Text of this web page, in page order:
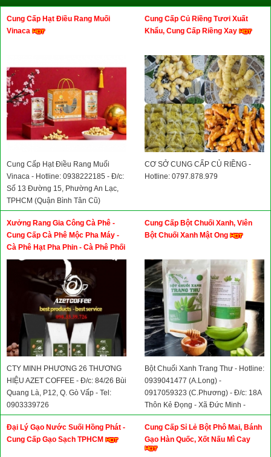
Cung Cấp Hạt Điều Rang Muối
Vinaca
Cung Cấp Hạt Điều Rang Muối
Vinaca - Hotline: 0938222185 - Đ/c:
Số 13 Đường 15, Phường An Lạc,
TPHCM (Quận Bình Tân Cũ)
Cung Cấp Củ Riềng Tươi Xuất
Khẩu, Cung Cấp Riềng Xay
CƠ SỞ CUNG CẤP CỦ RIỀNG -
Hotline: 0797.878.979
Xưởng Rang Gia Công Cà Phê -
Cung Cấp Cà Phê Mộc Pha Máy -
Cà Phê Hạt Pha Phin - Cà Phê Phối
Gu - Cà Phê Rang Giá Sỉ - Cà Phê
Nhân Xanh
CTY MINH PHƯƠNG 26 THƯƠNG
HIỆU AZET COFFEE - Đ/c: 84/26 Bùi
Quang Là, P12, Q. Gò Vấp - Tel:
0903339726
Cung Cấp Bột Chuối Xanh, Viên
Bột Chuối Xanh Mật Ong
Bột Chuối Xanh Trang Thư - Hotline:
0939041477 (A.Long) -
0917059323 (C.Phương) - Đ/c: 18A
Thôn Kẻ Đọng - Xã Đức Minh -
Huyện ĐăkMil - Tỉnh Đăknông
Đại Lý Gạo Nước Suối Hồng Phát -
Cung Cấp Gạo Sạch TPHCM
Cung Cấp Sỉ Lẻ Bột Phô Mai, Bánh
Gạo Hàn Quốc, Xốt Nấu Mì Cay